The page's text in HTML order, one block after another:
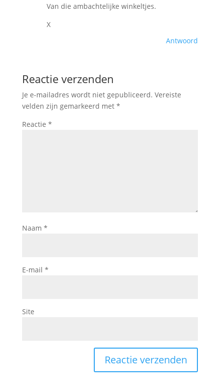
Van die ambachtelijke winkeltjes.
X
Antwoord
Reactie verzenden
Je e-mailadres wordt niet gepubliceerd. Vereiste
velden zijn gemarkeerd met *
Reactie *
Naam *
E-mail *
Site